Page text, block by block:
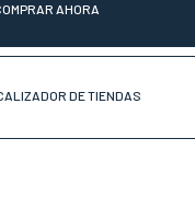
AHORA
DE TIENDAS